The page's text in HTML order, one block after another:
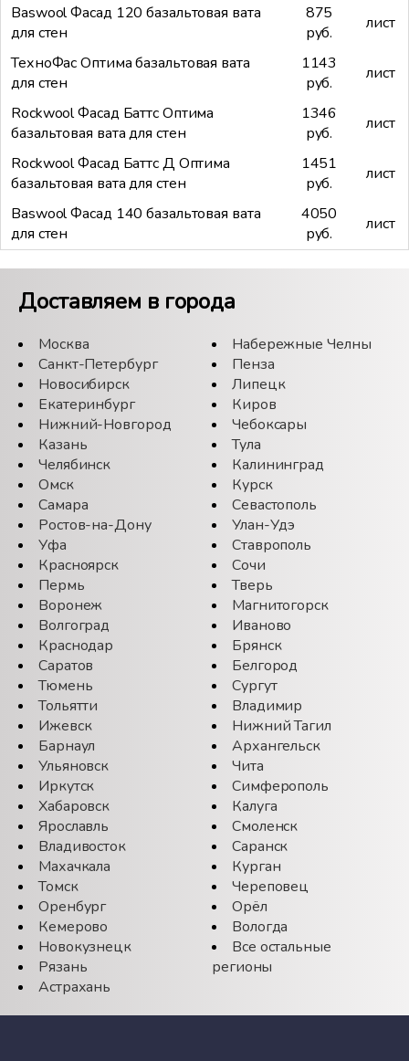
Baswool Фасад 120 базальтовая вата
для стен
875
руб.
лист
ТехноФас Оптима базальтовая вата
для стен
1143
руб.
лист
Rockwool Фасад Баттс Оптима
базальтовая вата для стен
1346
руб.
лист
Rockwool Фасад Баттс Д Оптима
базальтовая вата для стен
1451
руб.
лист
Baswool Фасад 140 базальтовая вата
для стен
4050
руб.
лист
Доставляем в города
Москва
Санкт-Петербург
Новосибирск
Екатеринбург
Нижний-Новгород
Казань
Челябинск
Омск
Самара
Ростов-на-Дону
Уфа
Красноярск
Пермь
Воронеж
Волгоград
Краснодар
Саратов
Тюмень
Тольятти
Ижевск
Барнаул
Ульяновск
Иркутск
Хабаровск
Ярославль
Владивосток
Махачкала
Томск
Оренбург
Кемерово
Новокузнецк
Рязань
Астрахань
Набережные Челны
Пенза
Липецк
Киров
Чебоксары
Тула
Калининград
Курск
Севастополь
Улан-Удэ
Ставрополь
Сочи
Тверь
Магнитогорск
Иваново
Брянск
Белгород
Сургут
Владимир
Нижний Тагил
Архангельск
Чита
Симферополь
Калуга
Смоленск
Саранск
Курган
Череповец
Орёл
Вологда
Все остальные
регионы